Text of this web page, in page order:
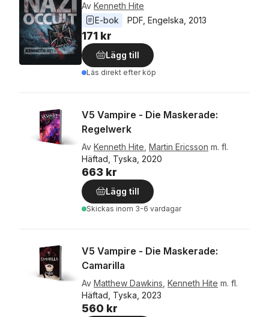
Av Kenneth Hite
E-bok
PDF Engelska 2013
171 kr
Lägg till
Läs direkt efter köp
V5 Vampire - Die Maskerade:
Regelwerk
Av Kenneth Hite Martin Ericsson m. fl.
Häftad, Tyska, 2020
663 kr
Lägg till
Skickas inom 3-6 vardagar
V5 Vampire - Die Maskerade:
Camarilla
Av Matthew Dawkins Kenneth Hite m. fl.
Häftad, Tyska, 2023
560 kr